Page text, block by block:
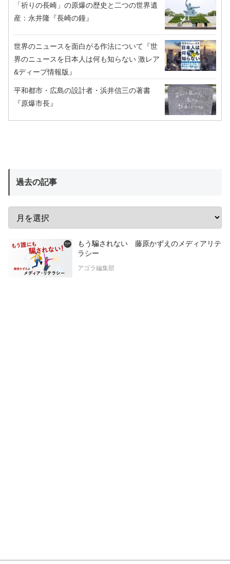
「祈りの長崎」の原爆の歴史と二つの世界遺
産：永井隆『長崎の鐘』
世界のニュースを面白がる作法について『世
界のニュースを日本人は何も知らない 激レア
&ディープ情報版』
平和都市・広島の設計者・浜井信三の著書
『原爆市長』
過去の記事
もう騙されない 藤原かずえのメディアリテ
ラシー
アゴラ編集部